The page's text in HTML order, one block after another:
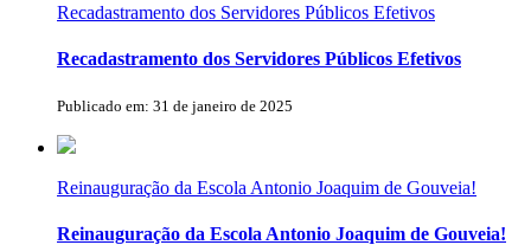
Recadastramento dos Servidores Públicos Efetivos
Recadastramento dos Servidores Públicos Efetivos
Publicado em: 31 de janeiro de 2025
Reinauguração da Escola Antonio Joaquim de Gouveia!
Reinauguração da Escola Antonio Joaquim de Gouveia!